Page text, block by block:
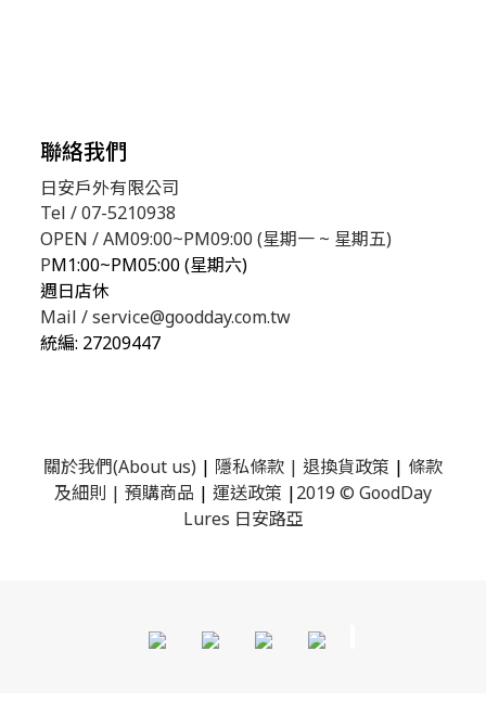
聯絡我們
日安戶外有限公司
Tel / 07-5210938
OPEN / AM09:00~PM09:00 (星期一 ~ 星期五)
PM1:00~PM05:00 (星期六)
週日店休
Mail / service@goodday.com.tw
統編: 27209447
關於我們(About us) | 隱私條款 | 退換貨政策 | 條款
及細則 | 預購商品 | 運送政策 |2019 © GoodDay
Lures 日安路亞